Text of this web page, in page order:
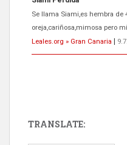
Se llama Siami,es hembra de
oreja,cariñosa,mimosa pero
Leales.org » Gran Canaria
TRANSLATE: